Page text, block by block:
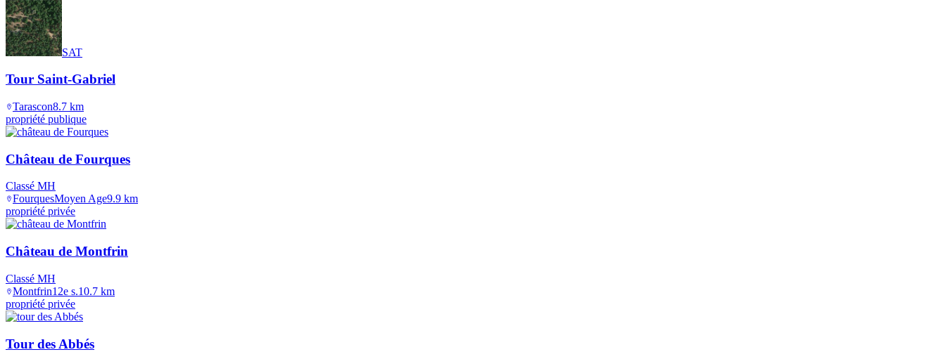
SAT
Tour Saint-Gabriel
Tarascon8.7 km
propriété publique
Château de Fourques
Classé MH
FourquesMoyen Age9.9 km
propriété privée
Château de Montfrin
Classé MH
Montfrin12e s.10.7 km
propriété privée
Tour des Abbés